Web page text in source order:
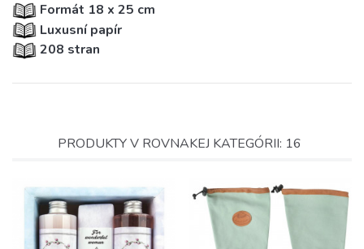
Formát 18 x 25 cm
Luxusní papír
208 stran
PRODUKTY V ROVNAKEJ KATEGÓRII: 16